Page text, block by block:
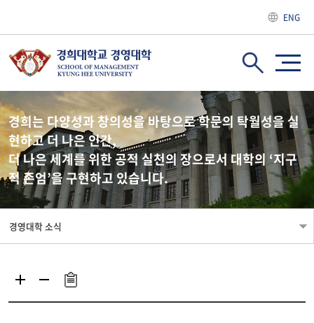
ENG
경희는 다양성과 창의성을 바탕으로 학문의 탁월성을 실
현하고 더 나은 인간,
더 나은 세계를 위한 공적 실천의 장으로서 대학의 ‘지구
적 존엄’을 구현하고 있습니다.
경영대학 소식